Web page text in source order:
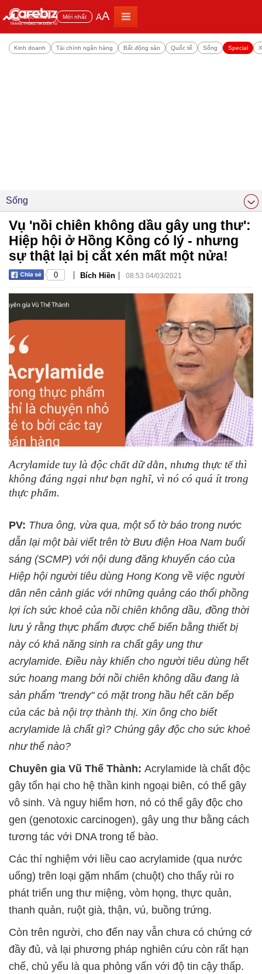
Đọc nhiều Mới nhất AA
Kinh doanh Tài chính ngân hàng Bất động sản Quốc tế Sống Special
Sống
Vụ 'nồi chiên không dầu gây ung thư':
Hiệp hội ở Hồng Kông có lý - nhưng
sự thật lại bị cắt xén mất một nửa!
0 | Bích Hiền | 08:53 04/03/2021
Acrylamide tuy là độc chất dữ dằn, nhưng thực tế thì
không đáng ngại như bạn nghĩ, vì nó có quá ít trong
thực phẩm.
PV: Thưa ông, vừa qua, một số tờ báo trong nước
dẫn lại một bài viết trên tờ Bưu điện Hoa Nam buổi
sáng (SCMP) với nội dung đăng khuyến cáo của
Hiệp hội người tiêu dùng Hong Kong về việc người
dân nên cảnh giác với những quảng cáo thổi phồng
lợi ích sức khoẻ của nồi chiên không dầu, đồng thời
lưu ý rằng thực phẩm được chế biến bằng thiết bị
này có khả năng sinh ra chất gây ung thư
acrylamide. Điều này khiến cho người tiêu dùng hết
sức hoang mang bởi nồi chiên không dầu đang là
sản phẩm "trendy" có mặt trong hầu hết căn bếp
của các bà nội trợ thành thị. Xin ông cho biết
acrylamide là chất gì? Chúng gây độc cho sức khoẻ
như thế nào?
Chuyên gia Vũ Thế Thành: Acrylamide là chất độc
gây tổn hại cho hệ thần kinh ngoại biên, có thể gây
vô sinh. Và nguy hiểm hơn, nó có thể gây độc cho
gen (genotoxic carcinogen), gây ung thư bằng cách
tương tác với DNA trong tế bào.
Các thí nghiệm với liều cao acrylamide (qua nước
uống) trên loại gặm nhấm (chuột) cho thấy rủi ro
phát triển ung thư miệng, vòm họng, thực quản,
thanh quản, ruột già, thận, vú, buồng trứng.
Còn trên người, cho đến nay vẫn chưa có chứng cớ
đầy đủ, vả lại phương pháp nghiên cứu còn rất hạn
chế, chủ yếu là qua phỏng vấn với độ tin cậy thấp.